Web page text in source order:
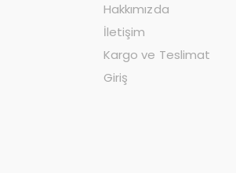
Hakkımızda
İletişim
Kargo ve Teslimat
Giriş